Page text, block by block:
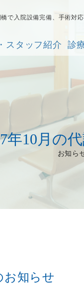
で入院設備完備、手術対
スタッフ紹介 診
年10月の
お知ら
お知らせ